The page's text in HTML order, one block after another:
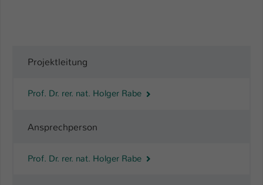
Projektleitung
Prof. Dr. rer. nat. Holger Rabe
Ansprechperson
Prof. Dr. rer. nat. Holger Rabe
Name
Dieser Cookie teilt der Webseite mit, ob
angemeldet ist und Rechte besitzt diese